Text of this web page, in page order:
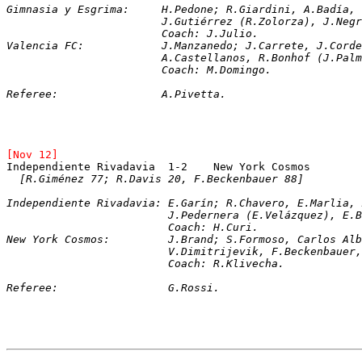
Gimnasia y Esgrima:	H.Pedone;
J.Gutiérrez (R.Zolorza),
			Coach: J.Julio.
Valencia FC:		J.Manzanedo;
A.Castellanos, R.Bonhof
			Coach: M.Domingo.
Referee:		A.Pivetta.
[Nov 12]
[R.Giménez 77; R.Davis 20, F.Beckenbauer 88]
Independiente Rivadavia: E.Garín; R.Chavero,
J.Pedernera (E.Velázquez),
			 Coach: H.Curi.
New York Cosmos:	 J.Brand;
V.Dimitrijevik,
			 Coach: R.Klivecha.
Referee:		 G.Rossi.